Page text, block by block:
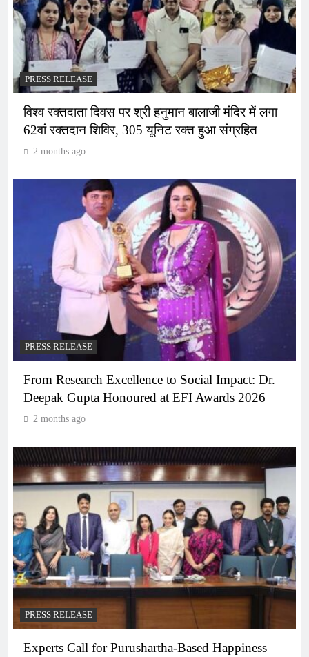
PRESS RELEASE
विश्व रक्तदाता दिवस पर श्री हनुमान बालाजी मंदिर में लगा
62वां रक्तदान शिविर, 305 यूनिट रक्त हुआ संग्रहित
2 months ago
PRESS RELEASE
From Research Excellence to Social Impact: Dr.
Deepak Gupta Honoured at EFI Awards 2026
2 months ago
PRESS RELEASE
Experts Call for Purushartha-Based Happiness